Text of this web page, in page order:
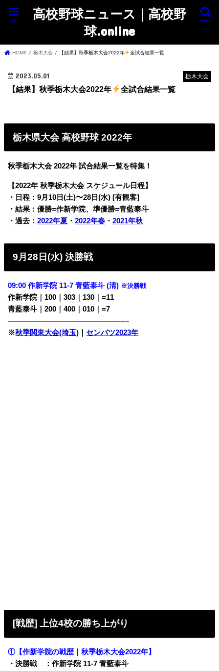
高校野球ニュース｜高校野
球.online
search
menu
HOME 栃木大会 【結果】秋季栃木大会2022年 全試合結果一覧
栃木大会
2023.05.01
【結果】秋季栃木大会2022年 全試合結果一覧
栃木県大会 高校野球 2022年
秋季栃木大会 2022年 試合結果一覧を特集！
【2022年 秋季栃木大会 スケジュール日程】
・日程：9月10日(土)〜28日(水) [有観客]
・結果：優勝=作新学院、準優勝=青藍泰斗
・過去：2022年夏 ・2022年春 ・2021年秋
9月28日(水) 決勝戦
09:00 作新学院 11-7 青藍泰斗 (清) ※決勝戦
作新学院｜100｜303｜130｜=11
青藍泰斗｜200｜400｜010｜=7
————————————————–
※秋季関東大会(埼玉) センバツ2023年
[戦歴] 上位4校の勝ち上がり
①【作新学院の戦歴｜秋季栃木大会2022年】
・決勝戦 ：作新学院 11-7 青藍泰斗